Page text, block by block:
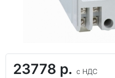
23778 р. с НДС